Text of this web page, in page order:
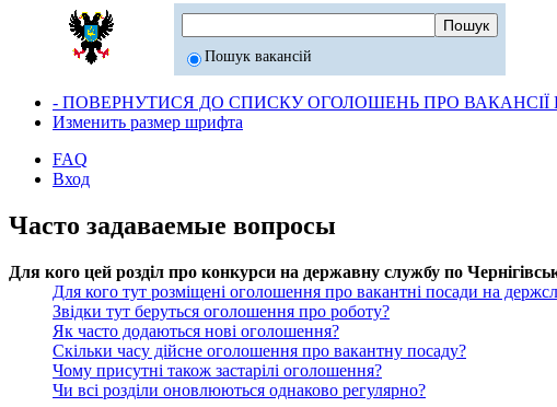
Пошук вакансій
- ПОВЕРНУТИСЯ ДО СПИСКУ ОГОЛОШЕНЬ ПРО ВАКАНСІЇ
Изменить размер шрифта
FAQ
Вход
Часто задаваемые вопросы
Для кого цей розділ про конкурси на державну службу по
Для кого тут розміщені оголошення про вакантні посади на
Звідки тут беруться оголошення про роботу?
Як часто додаються нові оголошення?
Скільки часу дійсне оголошення про вакантну посаду?
Чому присутні також застарілі оголошення?
Чи всі розділи оновлюються однаково регулярно?